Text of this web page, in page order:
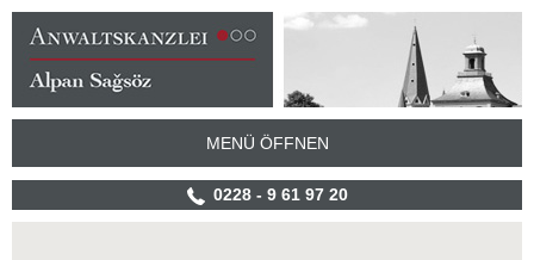
MENÜ ÖFFNEN
0228 - 9 61 97 20